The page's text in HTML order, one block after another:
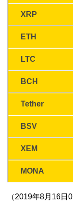
XRP
ETH
LTC
BCH
Tether
BSV
XEM
MONA
（2019年8月16日